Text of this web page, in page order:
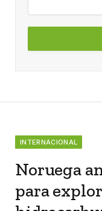
INTERNACIONAL
Noruega
para